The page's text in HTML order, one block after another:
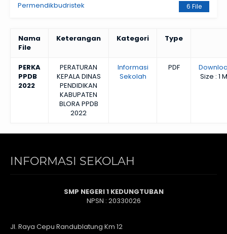
Permendikbudristek 6 File
Nama
File
Keterangan Kategori Type
PERKA
PPDB
2022
PERATURAN
KEPALA DINAS
PENDIDIKAN
KABUPATEN
BLORA PPDB
2022
Informasi
Sekolah
PDF
Size : 1
INFORMASI SEKOLAH
SMP NEGERI 1 KEDUNGTUBAN
NPSN : 20330026
Jl. Raya Cepu Randublatung Km 12